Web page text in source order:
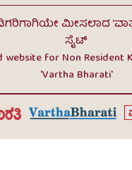
ಮೀಸಲಾದ
ಸೈಟ್
website for Non Resident
'Vartha Bharati'